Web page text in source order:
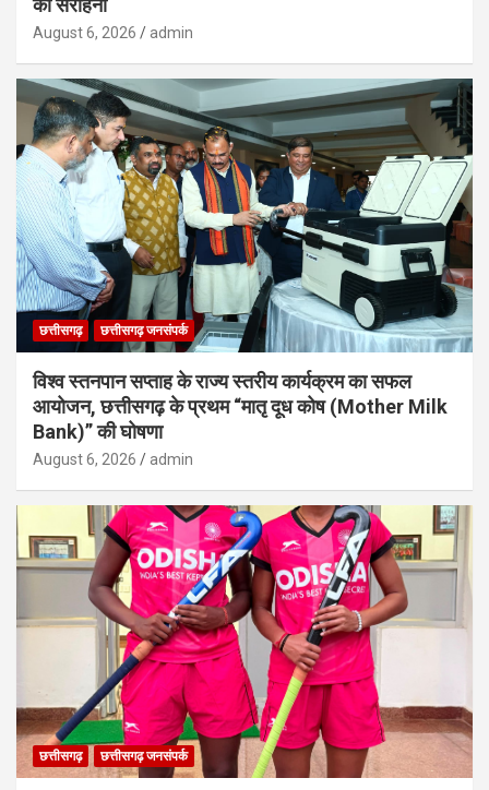
की सराहना
August 6, 2026 admin
छत्तीसगढ़ छत्तीसगढ़ जनसंपर्क
विश्व स्तनपान सप्ताह के राज्य स्तरीय कार्यक्रम का सफल
आयोजन, छत्तीसगढ़ के प्रथम “मातृ दूध कोष (Mother Milk
Bank)” की घोषणा
August 6, 2026 admin
छत्तीसगढ़ छत्तीसगढ़ जनसंपर्क